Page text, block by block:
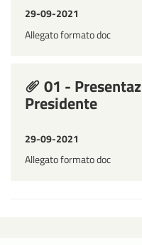
29-09-2021
Allegato formato doc
01 -
Presidente
29-09-2021
Allegato formato doc